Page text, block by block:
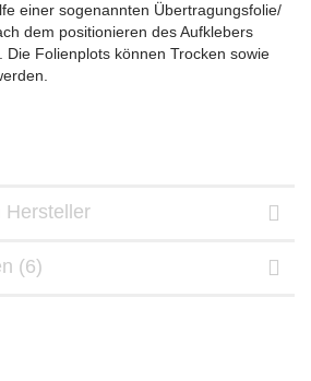
einer sogenannten Übertragungsfolie/
dem positionieren des Aufklebers
Die Folienplots können Trocken sowie
Hersteller
(6)